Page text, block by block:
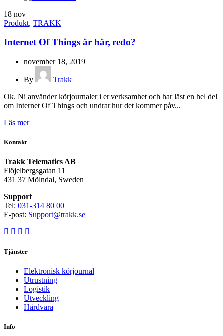
18 nov
Produkt, TRAKK
Internet Of Things är här, redo?
november 18, 2019
By
Trakk
Ok. Ni använder körjournaler i er verksamhet och har läst en hel del
om Internet Of Things och undrar hur det kommer påv...
Läs mer
Kontakt
Trakk Telematics AB
Flöjelbergsgatan 11
431 37 Mölndal, Sweden
Support
Tel: 031-314 80 00
E-post: Support@trakk.se
Tjänster
Elektronisk körjournal
Utrustning
Logistik
Utveckling
Hårdvara
Info